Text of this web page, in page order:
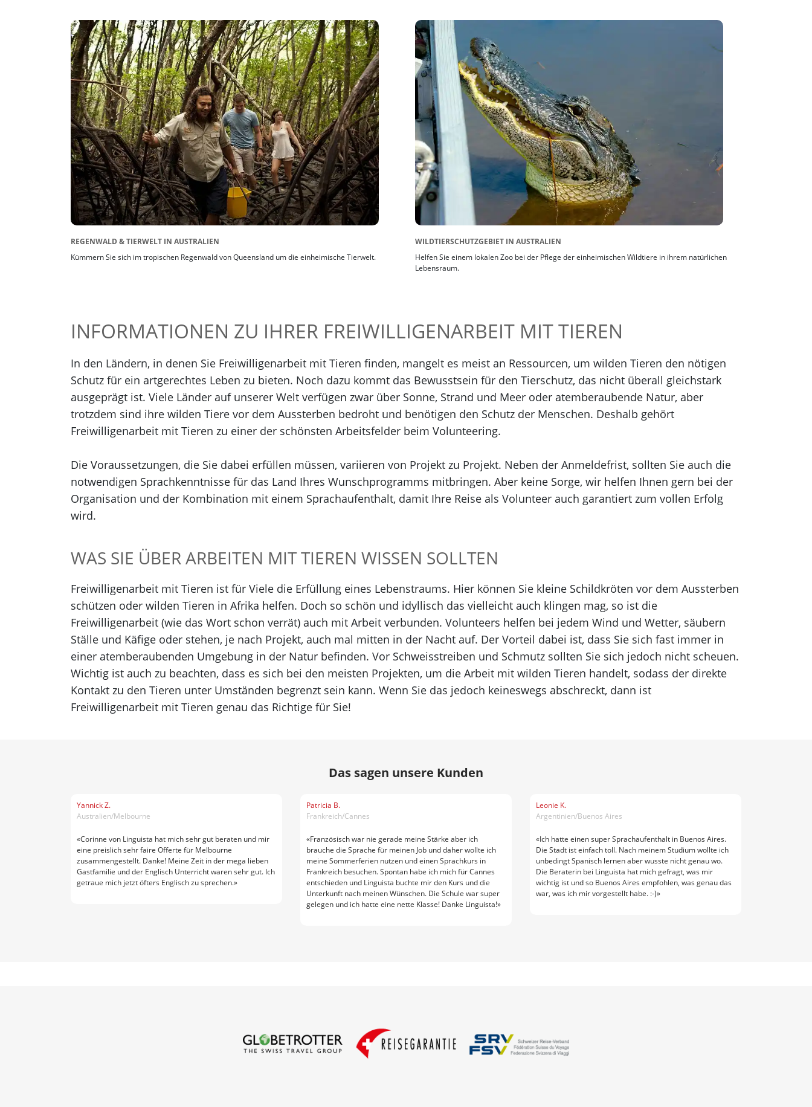
REGENWALD & TIERWELT IN AUSTRALIEN
Kümmern Sie sich im tropischen Regenwald von Queensland um die einheimische Tierwelt.
WILDTIERSCHUTZGEBIET IN AUSTRALIEN
Helfen Sie einem lokalen Zoo bei der Pflege der einheimischen Wildtiere in ihrem natürlichen
Lebensraum.
INFORMATIONEN ZU IHRER FREIWILLIGENARBEIT MIT TIEREN
In den Ländern, in denen Sie Freiwilligenarbeit mit Tieren finden, mangelt es meist an Ressourcen, um wilden Tieren den nötigen
Schutz für ein artgerechtes Leben zu bieten. Noch dazu kommt das Bewusstsein für den Tierschutz, das nicht überall gleichstark
ausgeprägt ist. Viele Länder auf unserer Welt verfügen zwar über Sonne, Strand und Meer oder atemberaubende Natur, aber
trotzdem sind ihre wilden Tiere vor dem Aussterben bedroht und benötigen den Schutz der Menschen. Deshalb gehört
Freiwilligenarbeit mit Tieren zu einer der schönsten Arbeitsfelder beim Volunteering.
Die Voraussetzungen, die Sie dabei erfüllen müssen, variieren von Projekt zu Projekt. Neben der Anmeldefrist, sollten Sie auch die
notwendigen Sprachkenntnisse für das Land Ihres Wunschprogramms mitbringen. Aber keine Sorge, wir helfen Ihnen gern bei der
Organisation und der Kombination mit einem Sprachaufenthalt, damit Ihre Reise als Volunteer auch garantiert zum vollen Erfolg
wird.
WAS SIE ÜBER ARBEITEN MIT TIEREN WISSEN SOLLTEN
Freiwilligenarbeit mit Tieren ist für Viele die Erfüllung eines Lebenstraums. Hier können Sie kleine Schildkröten vor dem Aussterben
schützen oder wilden Tieren in Afrika helfen. Doch so schön und idyllisch das vielleicht auch klingen mag, so ist die
Freiwilligenarbeit (wie das Wort schon verrät) auch mit Arbeit verbunden. Volunteers helfen bei jedem Wind und Wetter, säubern
Ställe und Käfige oder stehen, je nach Projekt, auch mal mitten in der Nacht auf. Der Vorteil dabei ist, dass Sie sich fast immer in
einer atemberaubenden Umgebung in der Natur befinden. Vor Schweisstreiben und Schmutz sollten Sie sich jedoch nicht scheuen.
Wichtig ist auch zu beachten, dass es sich bei den meisten Projekten, um die Arbeit mit wilden Tieren handelt, sodass der direkte
Kontakt zu den Tieren unter Umständen begrenzt sein kann. Wenn Sie das jedoch keineswegs abschreckt, dann ist
Freiwilligenarbeit mit Tieren genau das Richtige für Sie!
Das sagen unsere Kunden
Yannick Z.
Australien/Melbourne
«Corinne von Linguista hat mich sehr gut beraten und mir
eine preislich sehr faire Offerte für Melbourne
zusammengestellt. Danke! Meine Zeit in der mega lieben
Gastfamilie und der Englisch Unterricht waren sehr gut. Ich
getraue mich jetzt öfters Englisch zu sprechen.»
Patricia B.
Frankreich/Cannes
«Französisch war nie gerade meine Stärke aber ich
brauche die Sprache für meinen Job und daher wollte ich
meine Sommerferien nutzen und einen Sprachkurs in
Frankreich besuchen. Spontan habe ich mich für Cannes
entschieden und Linguista buchte mir den Kurs und die
Unterkunft nach meinen Wünschen. Die Schule war super
gelegen und ich hatte eine nette Klasse! Danke Linguista!»
Leonie K.
Argentinien/Buenos Aires
«Ich hatte einen super Sprachaufenthalt in Buenos Aires.
Die Stadt ist einfach toll. Nach meinem Studium wollte ich
unbedingt Spanisch lernen aber wusste nicht genau wo.
Die Beraterin bei Linguista hat mich gefragt, was mir
wichtig ist und so Buenos Aires empfohlen, was genau das
war, was ich mir vorgestellt habe. :-)»